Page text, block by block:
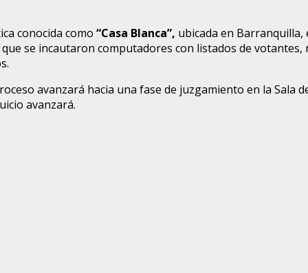
conocida como “Casa Blanca”, ubicada en
se incautaron computadores con listados de
avanzará hacia una fase de juzgamiento en la Sala
avanzará.